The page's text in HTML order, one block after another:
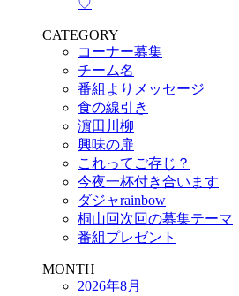
♡
CATEGORY
コーナー募集
チーム名
番組よりメッセージ
食の線引き
濵田川柳
興味の扉
これってご存じ？
今夜一杯付き合います
ダジャrainbow
桐山回次回の募集テーマ
番組プレゼント
MONTH
2026年8月